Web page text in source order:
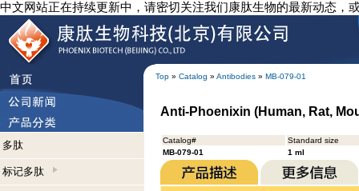
中文网站正在持续更新中，请密切关注我们康肽生物的最新动态，
Top » Catalog » Antibodies » MB-079-01
多肽
标记多肽
Anti-Phoenixin (Human, Rat,
Catalog#
Standard size
MB-079-01
1 ml